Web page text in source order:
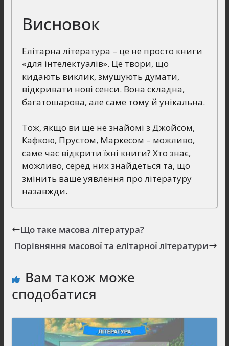
Висновок
Елітарна література – це не просто книги
«для інтелектуалів». Це твори, що
кидають виклик, змушують думати,
відкривати нові сенси. Вона складна,
багатошарова, але саме тому й унікальна.
Тож, якщо ви ще не знайомі з Джойсом,
Кафкою, Прустом, Маркесом – можливо,
саме час відкрити їхні книги? Хто знає,
можливо, серед них знайдеться та, що
змінить ваше уявлення про літературу
назавжди.
Що таке масова література?
Порівняння масової та елітарної літератури
Вам також може
сподобатися